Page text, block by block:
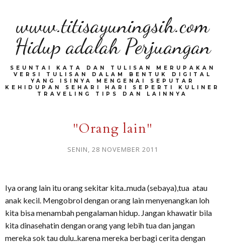
www.titisayuningsih.com
Hidup adalah Perjuangan
SEUNTAI KATA DAN TULISAN MERUPAKAN
VERSI TULISAN DALAM BENTUK DIGITAL
YANG ISINYA MENGENAI SEPUTAR
KEHIDUPAN SEHARI HARI SEPERTI KULINER
TRAVELING TIPS DAN LAINNYA
"Orang lain"
SENIN, 28 NOVEMBER 2011
Iya orang lain itu orang sekitar kita..muda (sebaya),tua atau
anak kecil. Mengobrol dengan orang lain menyenangkan loh
kita bisa menambah pengalaman hidup. Jangan khawatir bila
kita dinasehatin dengan orang yang lebih tua dan jangan
mereka sok tau dulu..karena mereka berbagi cerita dengan